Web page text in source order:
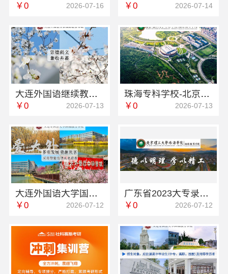
￥0 2026-07-16 ￥0 2026-07-14
大连外国语继续教育学院资讯推荐专业有哪些
￥0 2026-07-13
珠海专科学校-北京理工大学珠海学院继教院
￥0 2026-07-13
大连外国语大学国际教育学院宿舍环境怎么样动态更新
￥0 2026-07-12
广东省2023大专录取分数线-北京理工大学珠海学院继续教育学院
￥0 2026-07-12